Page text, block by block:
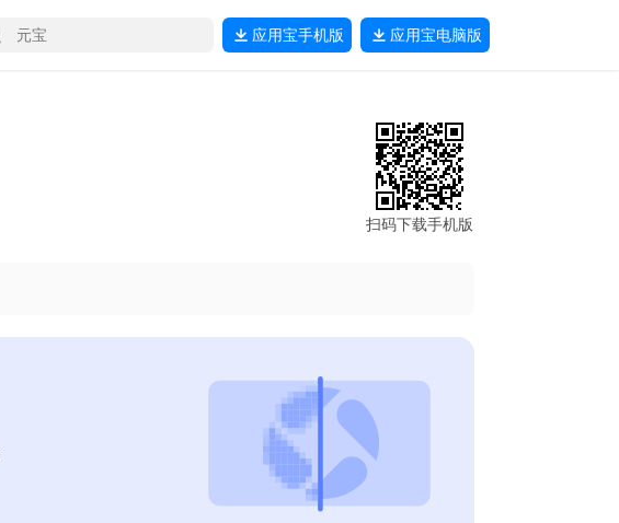
应用宝手机版 应用宝电脑版
扫码下载手机版